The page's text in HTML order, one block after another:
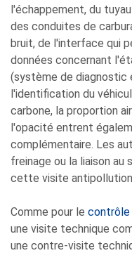
l'échappement, du
des conduites de
bruit, de l'interface qui
données concernant
(système de diagnostic
l'identification du
carbone, la proportion
l'opacité entrent
complémentaire. Les
freinage ou la liaison
cette visite
Comme pour le contrôle
une visite technique
une contre-visite